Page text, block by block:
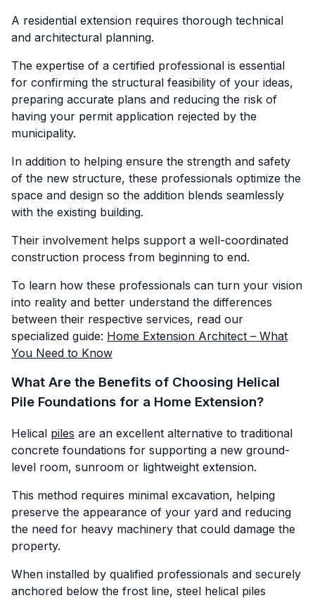
A residential extension requires thorough technical
and architectural planning.
The expertise of a certified professional is essential
for confirming the structural feasibility of your ideas,
preparing accurate plans and reducing the risk of
having your permit application rejected by the
municipality.
In addition to helping ensure the strength and safety
of the new structure, these professionals optimize the
space and design so the addition blends seamlessly
with the existing building.
Their involvement helps support a well-coordinated
construction process from beginning to end.
To learn how these professionals can turn your vision
into reality and better understand the differences
between their respective services, read our
specialized guide: Home Extension Architect – What
You Need to Know
What Are the Benefits of Choosing Helical
Pile Foundations for a Home Extension?
Helical piles are an excellent alternative to traditional
concrete foundations for supporting a new ground-
level room, sunroom or lightweight extension.
This method requires minimal excavation, helping
preserve the appearance of your yard and reducing
the need for heavy machinery that could damage the
property.
When installed by qualified professionals and securely
anchored below the frost line, steel helical piles